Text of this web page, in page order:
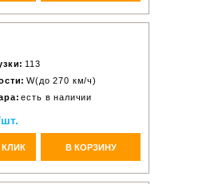
113
W(до 270 км/ч)
есть в наличии
КЛИК В КОРЗИНУ